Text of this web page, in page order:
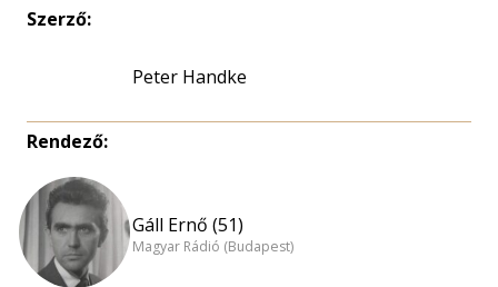
Szerző:
Peter Handke
Rendező:
Gáll Ernő (51)
Magyar Rádió (Budapest)